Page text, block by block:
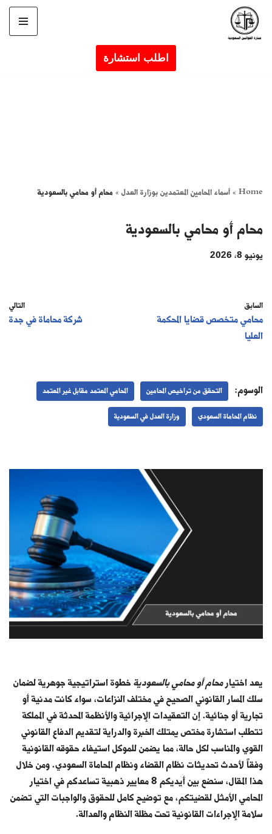
تخطى
اطلب استشارة
Home
»أسماء المحامين المعتمدين بوزارة العدل »محام أو محامي بالسعودية
محام أو محامي بالسعودية
يونيو 8, 2026
السابق
محامي متخصص قضايا المحكمة
العليا
التالي
شركة محاماة في جدة
الوسوم: التحقق من تراخيص المحامين المحامي المعتمد مقابل غير المعتمد
نظام المحاماة السعودي وزارة العدل في السعودية
يعد اختيارمحام أو محامي بالسعوديةخطوة استراتيجية جوهرية لضمان
سلك المسار القانوني الصحيح في مختلف النزاعات، سواء كانت مدنية أو
تجارية أو جنائية. إن التعقيدات الإجرائية والأنظمة المحدثة في المملكة
تتطلب استشارة مختص يمتلك الخبرة والدراية لتقديم الدفاع القانوني
القوي والمناسب لكل حالة، مما يضمن للموكل استيفاء حقوقه القانونية
وفقاً لأحدث تحديثات نظام القضاء ونظام المحاماة السعودي. ومن خلال
هذا المقال، سنضع بين أيديكم 8 معايير ذهبية تساعدكم في اختيار
المحامي الأمثل لقضيتكم، مع توضيح كامل للحقوق والواجبات التي تضمن
سلامة الإجراءات القانونية تحت مظلة النظام والعدالة.